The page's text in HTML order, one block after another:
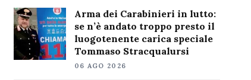
Arma dei Carabinieri in lutto:
se n’è andato troppo presto il
luogotenente carica speciale
Tommaso Stracqualursi
06 AGO 2026